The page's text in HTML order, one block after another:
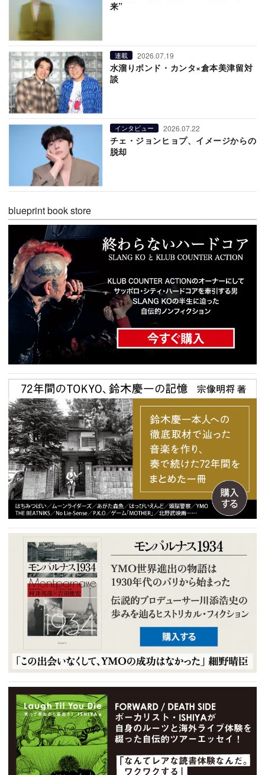
来”
連載 2026.07.19
水溜りボンド・カンタ×倉本美津留対
談
インタビュー 2026.07.22
チェ・ジョンヒョプ、イメージからの
脱却
blueprint book store